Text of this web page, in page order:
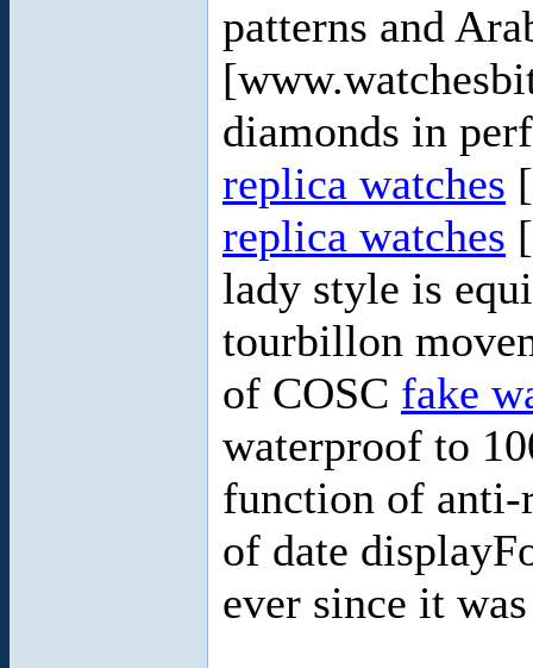
patterns and
diamonds in
replica watches
replica watches
lady style is
tourbillon
of COSC fake
waterproof to
function of
of date
ever since it